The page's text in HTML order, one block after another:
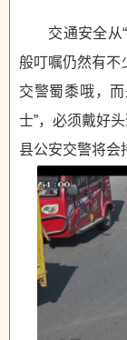
交通安全从“
般叮嘱仍然有不
交警蜀黍哦，
士”，必须戴好
县公安交警将会